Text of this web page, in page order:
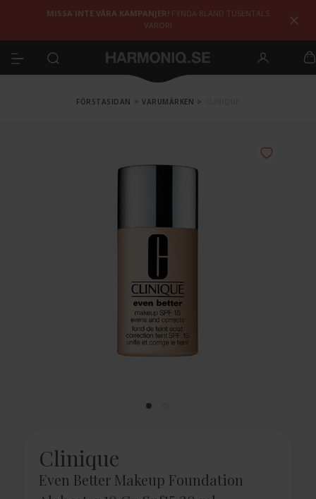
MISSA INTE VÅRA KAMPANJER! FYNDA BLAND TUSENTALS
VAROR!
FÖRSTASIDAN > VARUMÄRKEN >
Clinique
Even Better Makeup Foundation